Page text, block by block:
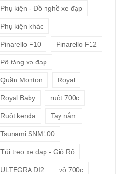
Phụ kiện - Đồ nghề xe đạp
Phụ kiện khác
Pinarello F10 Pinarello F12
Pô tăng xe đạp
Quần Monton Royal
Royal Baby ruột 700c
Ruột kenda Tay nắm
Tsunami SNM100
Túi treo xe đạp - Giỏ Rổ
ULTEGRA DI2 vỏ 700c